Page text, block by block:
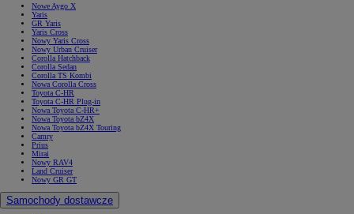
Nowe Aygo X
Yaris
GR Yaris
Yaris Cross
Nowy Yaris Cross
Nowy Urban Cruiser
Corolla Hatchback
Corolla Sedan
Corolla TS Kombi
Nowa Corolla Cross
Toyota C-HR
Toyota C-HR Plug-in
Nowa Toyota C-HR+
Nowa Toyota bZ4X
Nowa Toyota bZ4X Touring
Camry
Prius
Mirai
Nowy RAV4
Land Cruiser
Nowy GR GT
Samochody dostawcze